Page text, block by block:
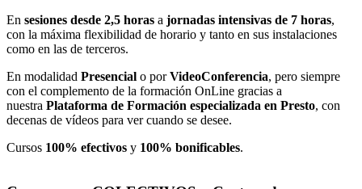
En sesiones desde 2,5 horas a jornadas intensivas de 7 horas,
con la máxima flexibilidad de horario y tanto en sus instalaciones
como en las de terceros.
En modalidad Presencial o porVideoConferencia, pero siempre
con el complemento de la formación OnLine gracias a
nuestra Plataforma de Formación especializada en Presto, con
decenas de vídeos para ver cuando se desee.
Cursos 100% efectivos y 100% bonificables.